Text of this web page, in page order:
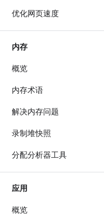
优化网页速度
内存
概览
内存术语
解决内存问题
录制堆快照
分配分析器工具
应用
概览